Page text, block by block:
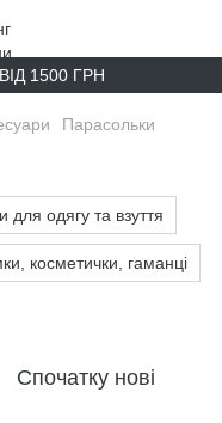
1500 ГРН
Парасольки
для одягу та взуття
косметички, гаманці
Спочатку нові